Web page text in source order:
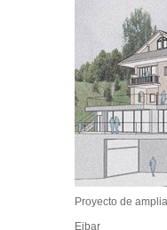
Proyecto de
Eibar